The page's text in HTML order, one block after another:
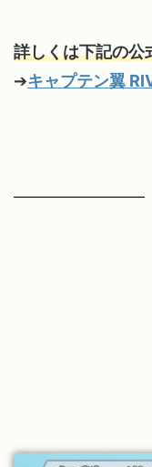
詳しくは下記の公
➔キャプテン翼
━━━━━━━━